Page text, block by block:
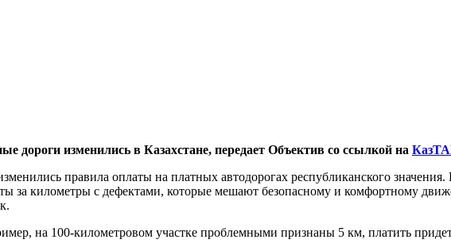
дороги изменились в Казахстане, передает Объектив со ссылкой на
правила оплаты на платных автодорогах республиканского
за километры с дефектами, которые мешают безопасному и комфортному
на 100-километровом участке проблемными признаны 5 км, платить